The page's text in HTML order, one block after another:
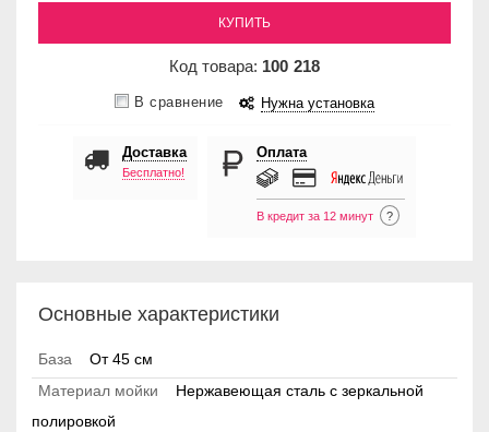
КУПИТЬ
Код товара: 100 218
В сравнение Нужна установка
Доставка
Бесплатно!
Оплата
В кредит за 12 минут ?
Основные характеристики
База
От 45 см
Материал мойки
Нержавеющая сталь с зеркальной
полировкой